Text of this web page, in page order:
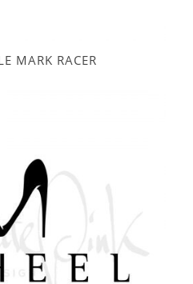
MARK RACER